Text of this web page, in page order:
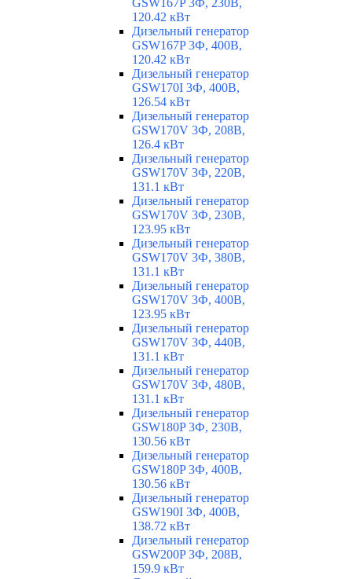
GSW167P 3Ф, 230В,
120.42 кВт
Дизельный генератор
GSW167P 3Ф, 400В,
120.42 кВт
Дизельный генератор
GSW170I 3Ф, 400В,
126.54 кВт
Дизельный генератор
GSW170V 3Ф, 208В,
126.4 кВт
Дизельный генератор
GSW170V 3Ф, 220В,
131.1 кВт
Дизельный генератор
GSW170V 3Ф, 230В,
123.95 кВт
Дизельный генератор
GSW170V 3Ф, 380В,
131.1 кВт
Дизельный генератор
GSW170V 3Ф, 400В,
123.95 кВт
Дизельный генератор
GSW170V 3Ф, 440В,
131.1 кВт
Дизельный генератор
GSW170V 3Ф, 480В,
131.1 кВт
Дизельный генератор
GSW180P 3Ф, 230В,
130.56 кВт
Дизельный генератор
GSW180P 3Ф, 400В,
130.56 кВт
Дизельный генератор
GSW190I 3Ф, 400В,
138.72 кВт
Дизельный генератор
GSW200P 3Ф, 208В,
159.9 кВт